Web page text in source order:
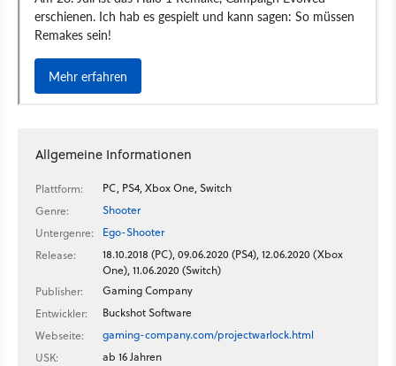
Allgemeine Informationen
Plattform:
PC, PS4, Xbox One, Switch
Genre:
Shooter
Untergenre:
Ego-Shooter
Release:
18.10.2018 (PC), 09.06.2020 (PS4), 12.06.2020 (Xbox
One), 11.06.2020 (Switch)
Publisher:
Gaming Company
Entwickler:
Buckshot Software
Webseite:
gaming-company.com/projectwarlock.html
USK:
ab 16 Jahren